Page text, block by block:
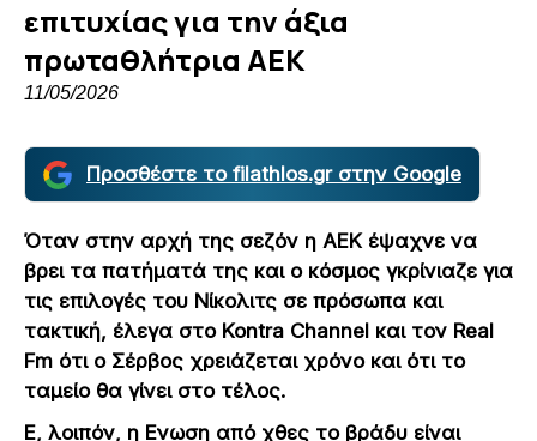
επιτυχίας για την άξια
πρωταθλήτρια ΑΕΚ
11/05/2026
Προσθέστε το filathlos.gr στην Google
Όταν στην αρχή της σεζόν η ΑΕΚ έψαχνε να
βρει τα πατήματά της και ο κόσμος γκρίνιαζε για
τις επιλογές του Νίκολιτς σε πρόσωπα και
τακτική, έλεγα στο Kontra Channel και τον Real
Fm ότι ο Σέρβος χρειάζεται χρόνο και ότι το
ταμείο θα γίνει στο τέλος.
Ε, λοιπόν, η Ενωση από χθες το βράδυ είναι